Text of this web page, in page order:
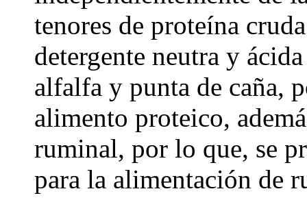
tenores de proteína
detergente neutra y
alfalfa y punta de caña,
alimento proteico,
ruminal, por lo que, se
para la alimentación de